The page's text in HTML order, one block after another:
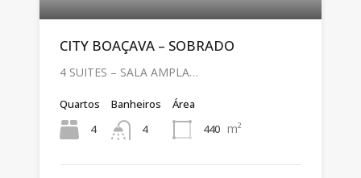
CITY BOAÇAVA – SOBRADO
4 SUITES – SALA AMPLA…
Quartos
4
Banheiros
4
Área
440 m²